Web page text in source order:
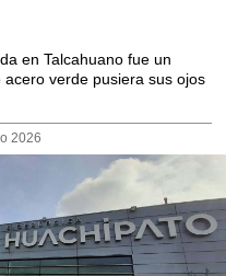
en Talcahuano fue un
verde pusiera sus ojos
2026